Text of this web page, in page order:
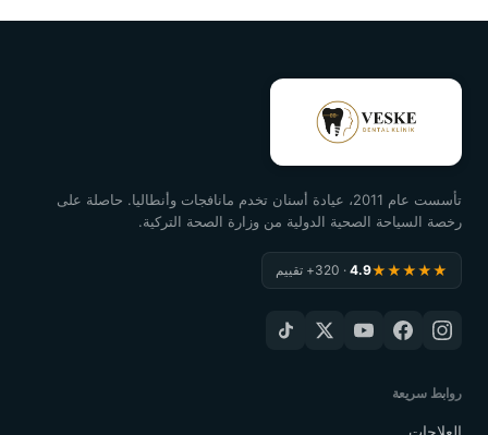
تأسست عام 2011، عيادة أسنان تخدم مانافجات وأنطاليا. حاصلة على
رخصة السياحة الصحية الدولية من وزارة الصحة التركية.
★★★★★
4.9 · 320+ تقييم
روابط سريعة
العلاجات